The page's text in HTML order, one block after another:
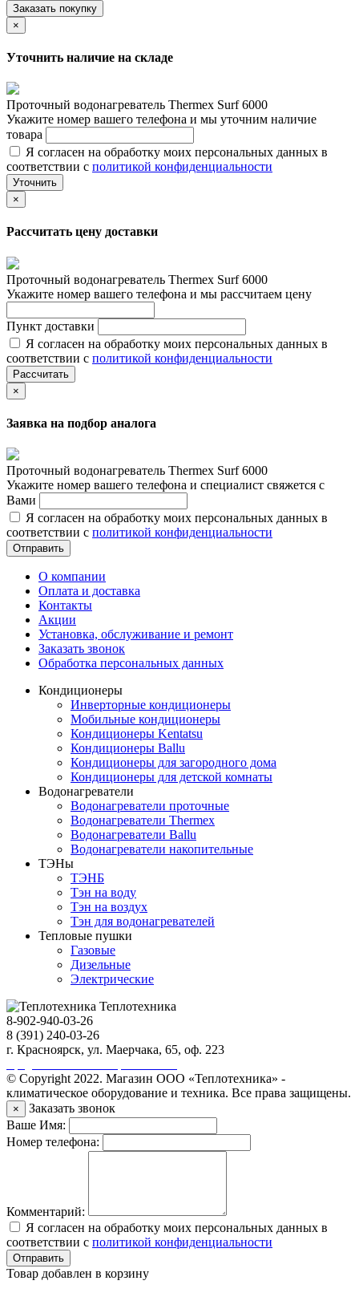
Заказать покупку
×
Уточнить наличие на складе
Проточный водонагреватель Thermex Surf 6000
Укажите номер вашего телефона и мы уточним наличие
товара
Я согласен на обработку моих персональных данных в
соответствии с политикой конфиденциальности
Уточнить
×
Рассчитать цену доставки
Проточный водонагреватель Thermex Surf 6000
Укажите номер вашего телефона и мы рассчитаем цену
Пункт доставки
Я согласен на обработку моих персональных данных в
соответствии с политикой конфиденциальности
Рассчитать
×
Заявка на подбор аналога
Проточный водонагреватель Thermex Surf 6000
Укажите номер вашего телефона и специалист свяжется с
Вами
Я согласен на обработку моих персональных данных в
соответствии с политикой конфиденциальности
Отправить
О компании
Оплата и доставка
Контакты
Акции
Установка, обслуживание и ремонт
Заказать звонок
Обработка персональных данных
Кондиционеры
Инверторные кондиционеры
Мобильные кондиционеры
Кондиционеры Kentatsu
Кондиционеры Ballu
Кондиционеры для загородного дома
Кондиционеры для детской комнаты
Водонагреватели
Водонагреватели проточные
Водонагреватели Thermex
Водонагреватели Ballu
Водонагреватели накопительные
ТЭНы
ТЭНБ
Тэн на воду
Тэн на воздух
Тэн для водонагревателей
Тепловые пушки
Газовые
Дизельные
Электрические
Теплотехника
8-902-940-03-26
8 (391) 240-03-26
г. Красноярск, ул. Маерчака, 65, оф. 223
© Copyright 2022. Магазин ООО «Теплотехника» -
климатическое оборудование и техника. Все права защищены.
×
Заказать звонок
Ваше Имя:
Номер телефона:
Комментарий:
Я согласен на обработку моих персональных данных в
соответствии с политикой конфиденциальности
Отправить
Товар добавлен в корзину